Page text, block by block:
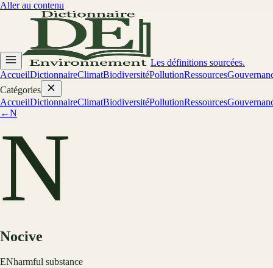
Aller au contenu
Les définitions sourcées.
AccueilDictionnaireClimatBiodiversitéPollutionRessources
Catégories
AccueilDictionnaireClimatBiodiversitéPollutionRessources
←N
N
Nocive
ENharmful substance